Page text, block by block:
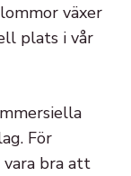
växer
plats i vår
För
vara bra att